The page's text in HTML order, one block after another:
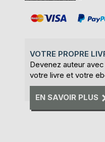
VOTRE PROPRE
Devenez auteur
votre livre et votre
EN SAVOIR PLUS